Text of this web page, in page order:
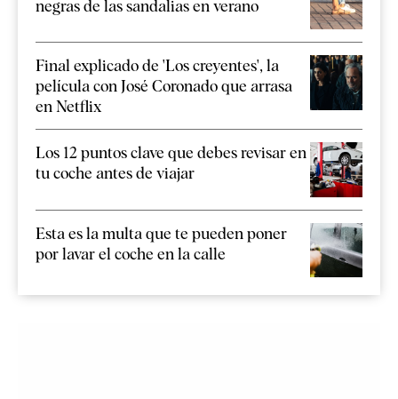
negras de las sandalias en verano
Final explicado de 'Los creyentes', la
película con José Coronado que arrasa
en Netflix
Los 12 puntos clave que debes revisar en
tu coche antes de viajar
Esta es la multa que te pueden poner
por lavar el coche en la calle